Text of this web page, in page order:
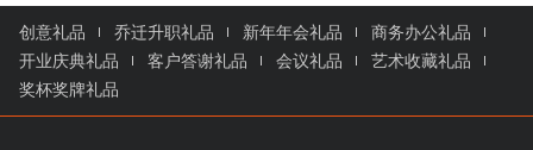
创意礼品 乔迁升职礼品 新年年会礼品
商务办公礼品
开业庆典礼品
客户答谢礼品 会议礼品
艺术收藏礼品
奖杯奖牌礼品